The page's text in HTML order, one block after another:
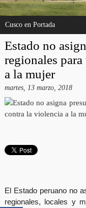
Cusco en Portada
Estado no
regionales
a la mujer
martes, 13 marzo, 2018
El Estado peruano no
regionales, locales y